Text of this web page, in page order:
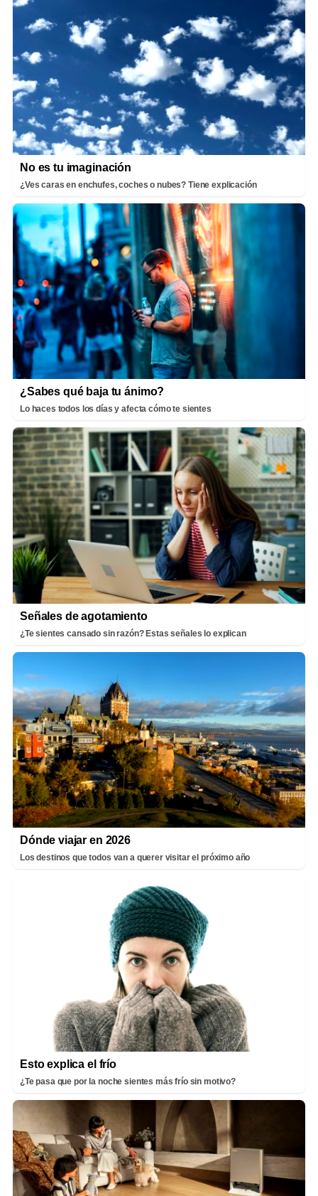
No es tu imaginación
¿Ves caras en enchufes, coches o nubes? Tiene explicación
¿Sabes qué baja tu ánimo?
Lo haces todos los días y afecta cómo te sientes
Señales de agotamiento
¿Te sientes cansado sin razón? Estas señales lo explican
Dónde viajar en 2026
Los destinos que todos van a querer visitar el próximo año
Esto explica el frío
¿Te pasa que por la noche sientes más frío sin motivo?